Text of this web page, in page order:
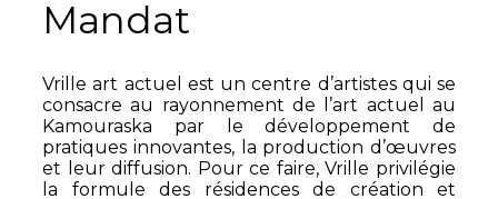
Mandat
Vrille art actuel est un centre d’artistes qui se
consacre au rayonnement de l’art actuel au
Kamouraska par le développement de
pratiques innovantes, la production d’œuvres
et leur diffusion. Pour ce faire, Vrille privilégie
la formule des résidences de création et